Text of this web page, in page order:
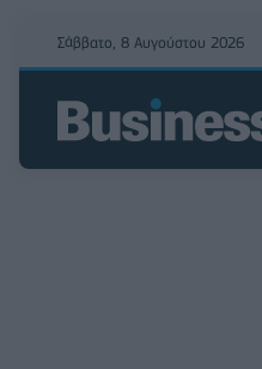
Σάββατο, 8 Αυγούστου 2026